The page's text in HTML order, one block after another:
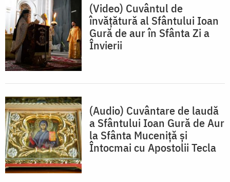
(Video) Cuvântul de
învățătură al Sfântului Ioan
Gură de aur în Sfânta Zi a
Învierii
(Audio) Cuvântare de laudă
a Sfântului Ioan Gură de Aur
la Sfânta Muceniță și
Întocmai cu Apostolii Tecla